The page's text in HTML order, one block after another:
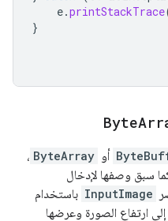
e.printStackTrace
}
Byte
أو ByteArray ،
سبق وصفها لإدخال
InputImage باستخدام
ارتفاع الصورة وعرضها